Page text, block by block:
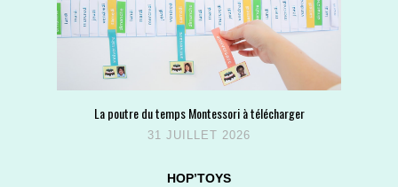
La poutre du temps Montessori à télécharger
31 JUILLET 2026
HOP’TOYS